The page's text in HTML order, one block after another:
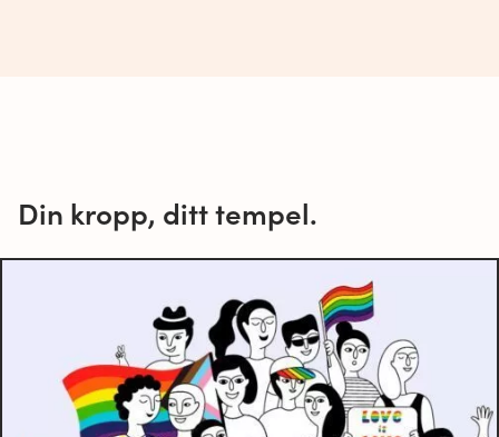
Din kropp, ditt tempel.